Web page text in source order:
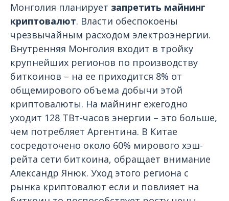
Монголия планирует запретить майнинг
криптовалют. Власти обеспокоены
чрезвычайным расходом электроэнергии.
Внутренняя Монголия входит в тройку
крупнейших регионов по производству
биткоинов – на ее приходится 8% от
общемирового объема добычи этой
криптовалюты. На майнинг ежегодно
уходит 128 ТВт-часов энергии – это больше,
чем потребляет Аргентина. В Китае
сосредоточено около 60% мирового хэш-
рейта сети биткоина, обращает внимание
Александр Янюк. Уход этого региона с
рынка криптовалют если и повлияет на